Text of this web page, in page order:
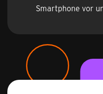
Smartphone vor